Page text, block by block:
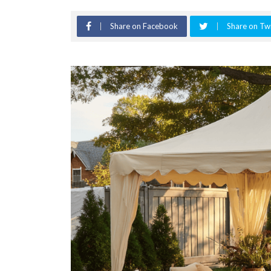
Share on Facebook Share on